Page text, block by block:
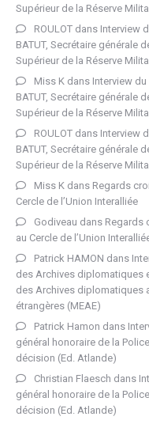
Supérieur de la Réserve
ROULOT dans Interview
BATUT, Secrétaire générale
Supérieur de la Réserve
Miss K dans Interview
BATUT, Secrétaire générale
Supérieur de la Réserve
ROULOT dans Interview
BATUT, Secrétaire générale
Supérieur de la Réserve
Miss K dans Regards
Cercle de l’Union Interalliée
Godiveau dans Regards
au Cercle de l’Union
Patrick HAMON dans
des Archives diplomatiques
des Archives diplomatiques
étrangères (MEAE)
Patrick Hamon dans
général honoraire de la
décision (Ed. Atlande)
Christian Flaesch dans
général honoraire de la
décision (Ed. Atlande)